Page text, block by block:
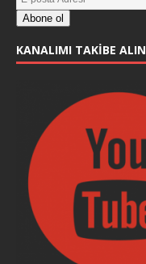
Abone ol
KANALIMI TAKIBE ALIN